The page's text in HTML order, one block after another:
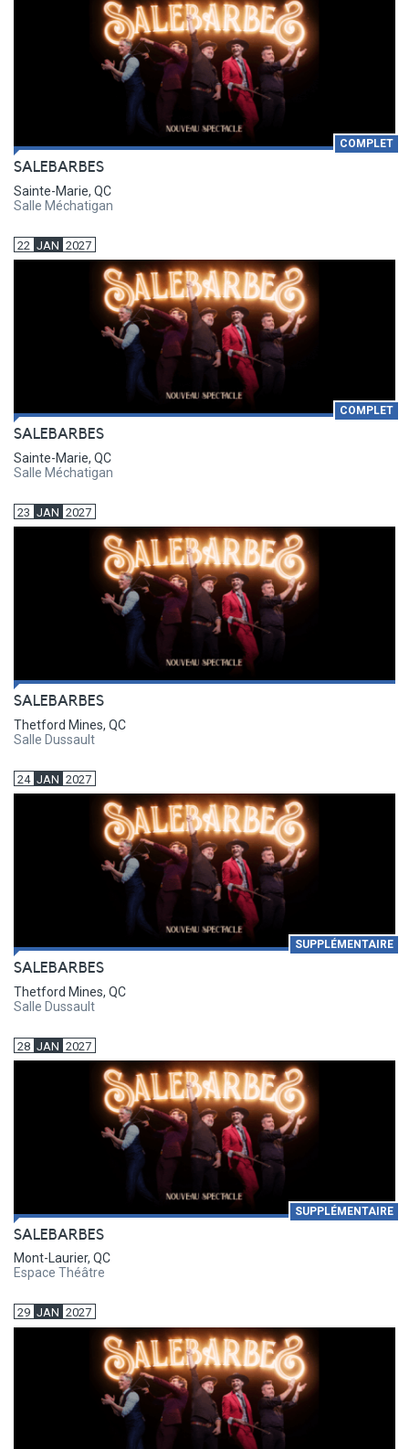
COMPLET
SALEBARBES
Sainte-Marie, QC
Salle Méchatigan
22 JAN 2027
COMPLET
SALEBARBES
Sainte-Marie, QC
Salle Méchatigan
23 JAN 2027
SALEBARBES
Thetford Mines, QC
Salle Dussault
24 JAN 2027
SUPPLÉMENTAIRE
SALEBARBES
Thetford Mines, QC
Salle Dussault
28 JAN 2027
SUPPLÉMENTAIRE
SALEBARBES
Mont-Laurier, QC
Espace Théâtre
29 JAN 2027